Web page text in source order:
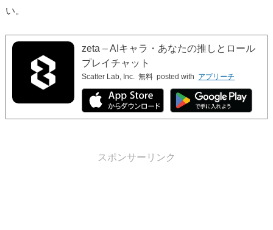
い。
zeta – AIキャラ・あなたの推しとロール
プレイチャット
Scatter Lab, Inc. 無料 posted with アプリーチ
スポンサーリンク